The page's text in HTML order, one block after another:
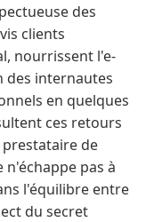
des
clients
nourrissent l'e-
des internautes
en quelques
ces retours
de
pas à
l'équilibre entre
du secret